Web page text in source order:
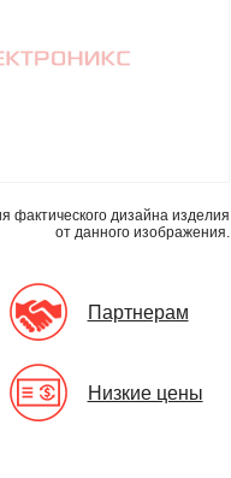
фактического дизайна изделия
от данного изображения.
Партнерам
Низкие цены